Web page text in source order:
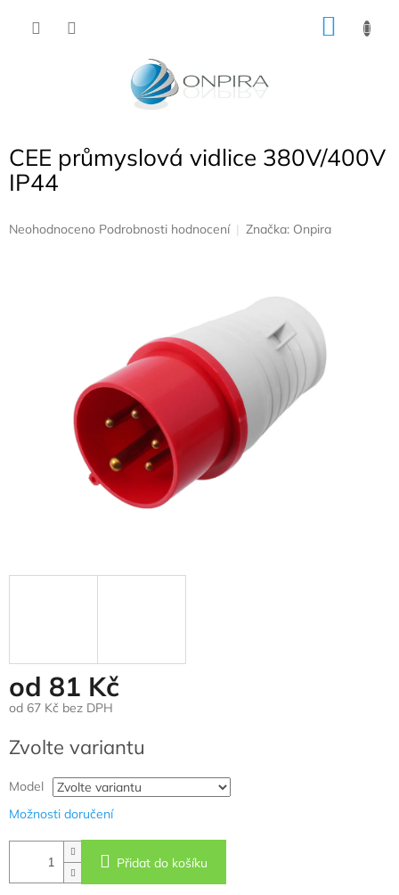
CEE průmyslová vidlice 380V/400V
IP44
Průměrné
Neohodnoceno Podrobnosti hodnocení Značka: Onpira
od 81 Kč
od 67 Kč bez DPH
cena:
Zvolte variantu
Model
Možnosti doručení
Přidat do košíku